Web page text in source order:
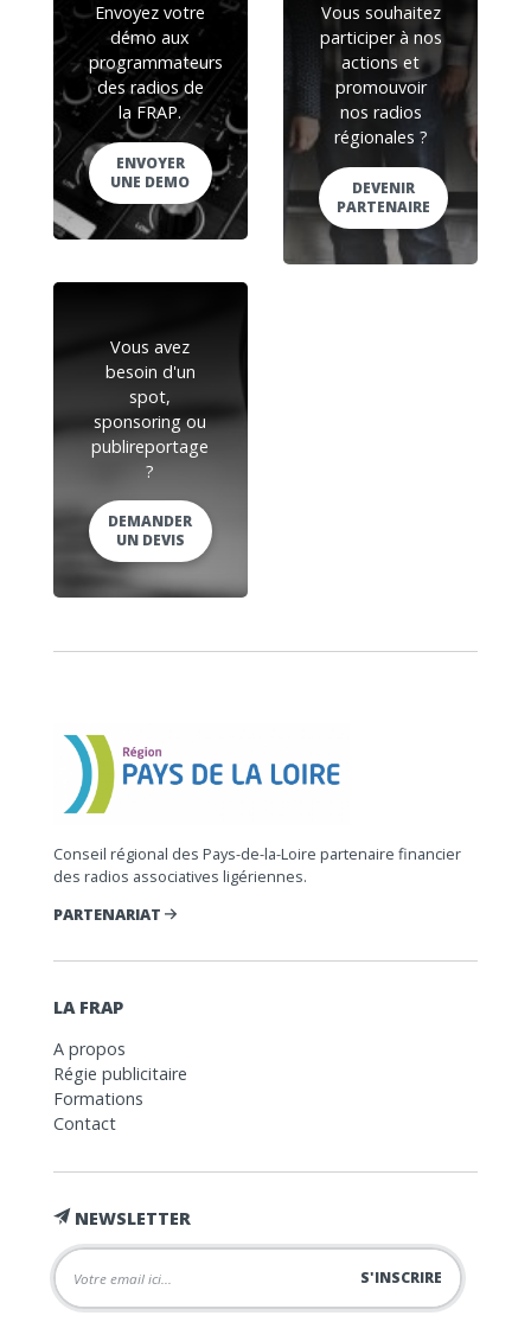
Envoyez votre
démo aux
programmateurs
des radios de
la FRAP.
ENVOYER
UNE DEMO
Vous souhaitez
participer à nos
actions et
promouvoir
nos radios
régionales ?
DEVENIR
PARTENAIRE
Vous avez
besoin d'un
spot,
sponsoring ou
publireportage
?
DEMANDER
UN DEVIS
Conseil régional des Pays-de-la-Loire partenaire financier
des radios associatives ligériennes.
PARTENARIAT
LA FRAP
A propos
Régie publicitaire
Formations
Contact
NEWSLETTER